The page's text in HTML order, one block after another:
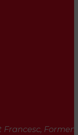
Francesc,